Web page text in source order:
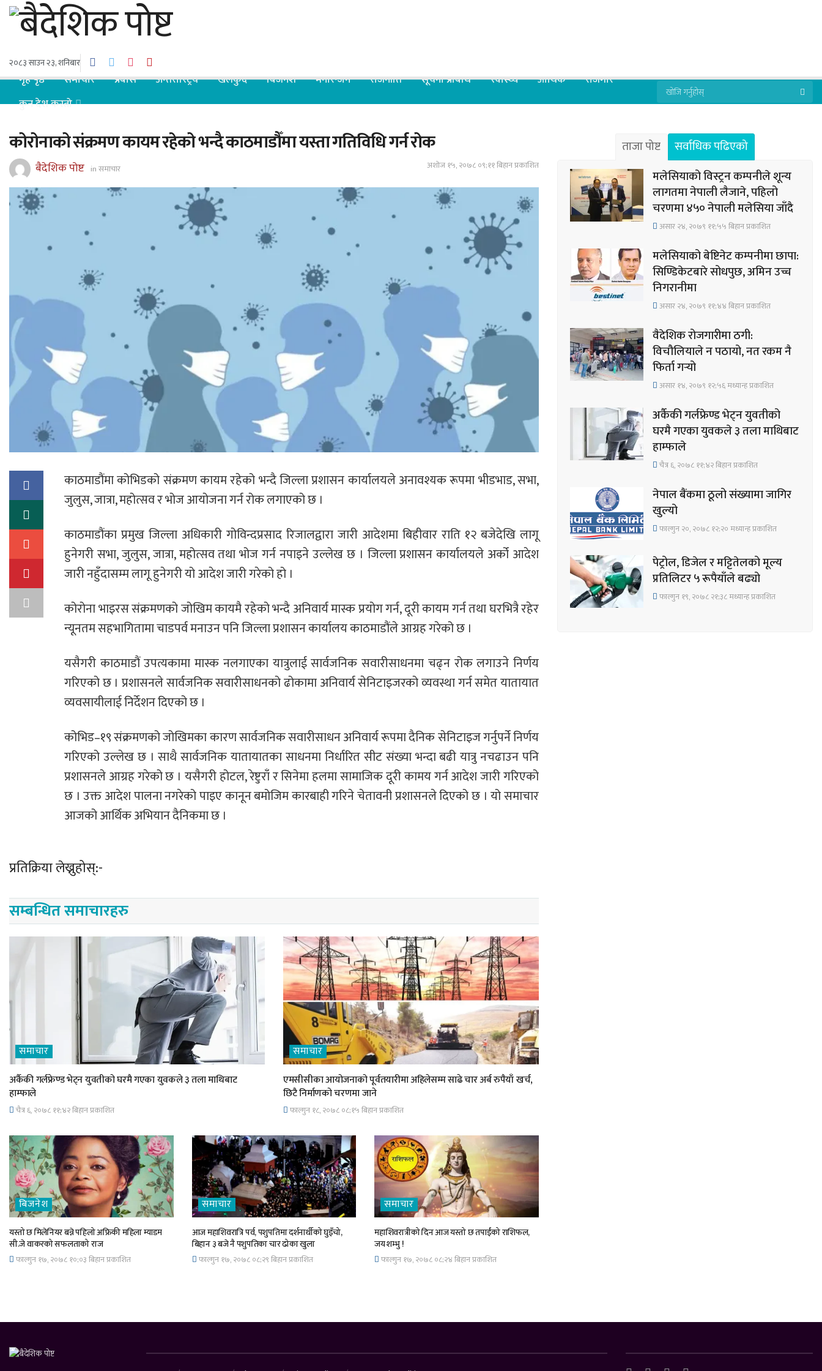
२०८३ साउन २३, शनिबार
गृह पृष्ठ समाचार प्रबास अन्तरास्ट्रिय खेलकुद बिजनेश मनोरन्जन राजनीति सूचना प्रबिधि स्वास्थ्य आर्थिक
रोजगार
कुन देश कस्तो
कोरोनाको संक्रमण कायम रहेको भन्दै काठमाडौँमा यस्ता गतिविधि गर्न रोक
बैदेशिक पोष्ट inसमाचार अशोज १५, २०७८ ०९;११ बिहान प्रकाशित
काठमाडौंमा कोभिडको संक्रमण कायम रहेको भन्दै जिल्ला प्रशासन कार्यालयले अनावश्यक रूपमा भीडभाड, सभा,
जुलुस, जात्रा, महोत्सव र भोज आयोजना गर्न रोक लगाएको छ ।
काठमाडौंका प्रमुख जिल्ला अधिकारी गोविन्दप्रसाद रिजालद्वारा जारी आदेशमा बिहीवार राति १२ बजेदेखि लागू
हुनेगरी सभा, जुलुस, जात्रा, महोत्सव तथा भोज गर्न नपाइने उल्लेख छ । जिल्ला प्रशासन कार्यालयले अर्को आदेश
जारी नहुँदासम्म लागू हुनेगरी यो आदेश जारी गरेको हो ।
कोरोना भाइरस संक्रमणको जोखिम कायमै रहेको भन्दै अनिवार्य मास्क प्रयोग गर्न, दूरी कायम गर्न तथा घरभित्रै रहेर
न्यूनतम सहभागितामा चाडपर्व मनाउन पनि जिल्ला प्रशासन कार्यालय काठमाडौंले आग्रह गरेको छ ।
यसैगरी काठमाडौं उपत्यकामा मास्क नलगाएका यात्रुलाई सार्वजनिक सवारीसाधनमा चढ्न रोक लगाउने निर्णय
गरिएको छ । प्रशासनले सार्वजनिक सवारीसाधनको ढोकामा अनिवार्य सेनिटाइजरको व्यवस्था गर्न समेत यातायात
व्यवसायीलाई निर्देशन दिएको छ ।
कोभिड–१९ संक्रमणको जोखिमका कारण सार्वजनिक सवारीसाधन अनिवार्य रूपमा दैनिक सेनिटाइज गर्नुपर्ने निर्णय
गरिएको उल्लेख छ । साथै सार्वजनिक यातायातका साधनमा निर्धारित सीट संख्या भन्दा बढी यात्रु नचढाउन पनि
प्रशासनले आग्रह गरेको छ । यसैगरी होटल, रेष्टुराँ र सिनेमा हलमा सामाजिक दूरी कामय गर्न आदेश जारी गरिएको
छ । उक्त आदेश पालना नगरेको पाइए कानून बमोजिम कारबाही गरिने चेतावनी प्रशासनले दिएको छ । यो समाचार
आजको आर्थिक अभियान दैनिकमा छ ।
प्रतिक्रिया लेख्नुहोस्:-
सम्बन्धित समाचारहरु
समाचार
अर्कैकी गर्लफ्रेण्ड भेट्न युवतीको घरमै गएका युवकले ३ तला माथिबाट
हाम्फाले
चैत्र ६, २०७८ ११;४२ बिहान प्रकाशित
समाचार
एमसीसीका आयोजनाको पूर्वतयारीमा अहिलेसम्म साढे चार अर्ब रुपैयाँ खर्च,
छिटै निर्माणको चरणमा जाने
फाल्गुन १८, २०७८ ०८;१५ बिहान प्रकाशित
बिजनेश
यस्तो छ मिलेनियर बन्ने पहिलो अफ्रिकी महिला म्याडम
सी.जे वाकरको सफलताको राज
फाल्गुन १७, २०७८ १०;०३ बिहान प्रकाशित
समाचार
आज महाशिवरात्रि पर्व, पशुपतिमा दर्शनार्थीको घुइँचो,
बिहान ३ बजे नै पशुपतिका चार ढोका खुला
फाल्गुन १७, २०७८ ०८;२९ बिहान प्रकाशित
समाचार
महाशिवरात्रीको दिन आज यस्तो छ तपाईंको राशिफल,
जय शम्भु !
फाल्गुन १७, २०७८ ०८;२४ बिहान प्रकाशित
ताजा पोष्ट
सर्वाधिक पढिएको
मलेसियाको विस्ट्रन कम्पनीले शून्य
लागतमा नेपाली लैजाने, पहिलो
चरणमा ४५० नेपाली मलेसिया जाँदै
असार २४, २०७९ ११;५५ बिहान प्रकाशित
मलेसियाको बेष्टिनेट कम्पनीमा छापा:
सिण्डिकेटबारे सोधपुछ, अमिन उच्च
निगरानीमा
असार २४, २०७९ ११;४४ बिहान प्रकाशित
वैदेशिक रोजगारीमा ठगी:
विचौलियाले न पठायो, नत रकम नै
फिर्ता गर्‍यो
असार १४, २०७९ १२;५६ मध्यान्ह प्रकाशित
अर्कैकी गर्लफ्रेण्ड भेट्न युवतीको
घरमै गएका युवकले ३ तला माथिबाट
हाम्फाले
चैत्र ६, २०७८ ११;४२ बिहान प्रकाशित
नेपाल बैंकमा ठूलो संख्यामा जागिर
खुल्यो
फाल्गुन २०, २०७८ १२;२० मध्यान्ह प्रकाशित
पेट्रोल, डिजेल र मट्टितेलको मूल्य
प्रतिलिटर ५ रूपैयाँले बढ्यो
फाल्गुन १९, २०७८ २१;३८ मध्यान्ह प्रकाशित